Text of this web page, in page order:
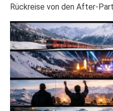
Rückreise von den After-